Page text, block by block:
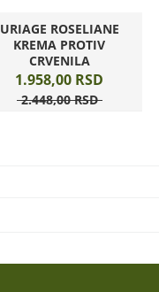
URIAGE ROSELIANE
KREMA PROTIV
CRVENILA
1.958,00 RSD
2.448,00 RSD